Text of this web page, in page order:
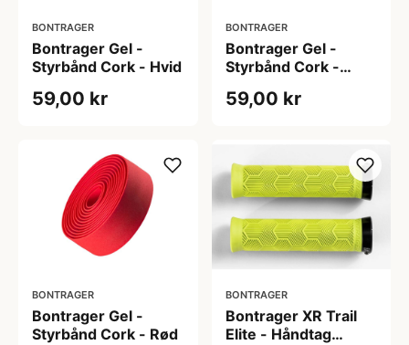
BONTRAGER
Bontrager Gel -
Styrbånd Cork - Hvid
59,00 kr
BONTRAGER
Bontrager Gel -
Styrbånd Cork -
59,00 kr
BONTRAGER
Bontrager Gel -
Styrbånd Cork - Rød
BONTRAGER
Bontrager XR Trail
Elite - Håndtag